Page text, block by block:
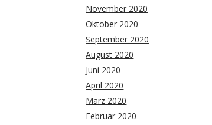
November 2020
Oktober 2020
September 2020
August 2020
Juni 2020
April 2020
März 2020
Februar 2020